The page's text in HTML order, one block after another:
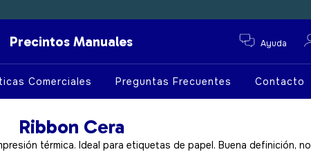
Precintos Manuales Ayuda
Comerciales Preguntas Frecuentes Contacto
Ribbon Cera
térmica. Ideal para etiquetas de papel. Buena definición, no